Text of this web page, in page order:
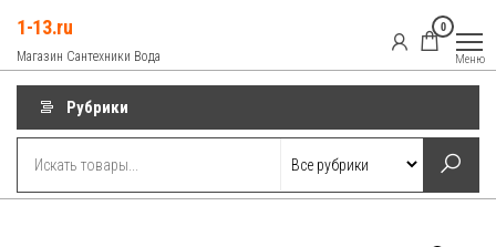
содержимому
1-13.ru
Магазин Сантехники Вода
0
Меню
Рубрики